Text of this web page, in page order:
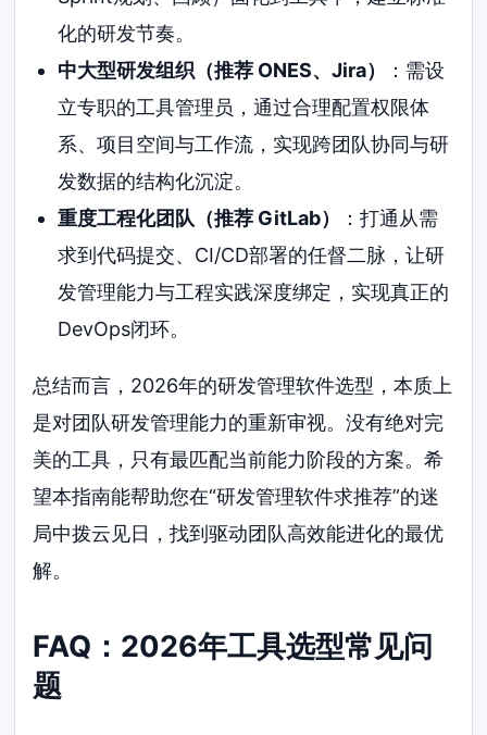
化的研发节奏。
中大型研发组织（推荐 ONES、Jira）
：需设
立专职的工具管理员，通过合理配置权限体
系、项目空间与工作流，实现跨团队协同与研
发数据的结构化沉淀。
重度工程化团队（推荐 GitLab）
：打通从需
求到代码提交、CI/CD部署的任督二脉，让研
发管理能力与工程实践深度绑定，实现真正的
DevOps闭环。
总结而言，2026年的研发管理软件选型，本质上
是对团队研发管理能力的重新审视。没有绝对完
美的工具，只有最匹配当前能力阶段的方案。希
望本指南能帮助您在“研发管理软件求推荐”的迷
局中拨云见日，找到驱动团队高效能进化的最优
解。
FAQ：2026年工具选型常见问
题